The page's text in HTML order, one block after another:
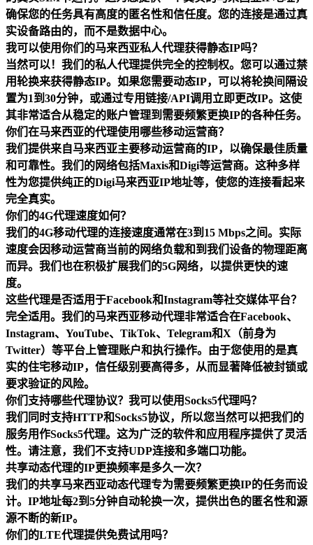
确保您的任务具有高度的匿名性和信任度。您的连接是通过真
实设备路由的，而不是数据中心。
我可以使用你们的马来西亚私人代理获得静态IP吗？
当然可以！我们的私人代理提供完全的控制权。您可以通过禁
用轮换来获得静态IP。如果您需要动态IP，可以将轮换间隔设
置为1到30分钟，或通过专用链接/API调用立即更改IP。这使
其非常适合从稳定的账户管理到需要频繁更换IP的各种任务。
你们在马来西亚的代理使用哪些移动运营商？
我们提供来自马来西亚主要移动运营商的IP，以确保最佳质量
和可靠性。我们的网络包括Maxis和Digi等运营商。这种多样
性为您提供纯正的Digi马来西亚IP地址等，使您的连接看起来
完全真实。
你们的4G代理速度如何？
我们的4G移动代理的连接速度通常在3到15 Mbps之间。实际
速度会因移动运营商当前的网络负载和到我们设备的物理距离
而异。我们也在积极扩展我们的5G网络，以提供更快的速
度。
这些代理是否适用于Facebook和Instagram等社交媒体平台？
完全适用。我们的马来西亚移动代理非常适合在Facebook、
Instagram、YouTube、TikTok、Telegram和X（前身为
Twitter）等平台上管理账户和执行操作。由于您使用的是真
实的住宅移动IP，信任级别要高得多，从而显著降低被封锁或
要求验证的风险。
你们支持哪些代理协议？我可以使用Socks5代理吗？
我们同时支持HTTP和Socks5协议，所以您当然可以把我们的
服务用作Socks5代理。这为广泛的软件和应用程序提供了灵活
性。请注意，我们不支持UDP连接和多端口功能。
共享动态代理的IP更换频率是多久一次？
我们的共享马来西亚动态代理专为需要频繁更换IP的任务而设
计。IP地址每2到5分钟自动轮换一次，提供出色的匿名性和源
源不断的新IP。
你们的LTE代理提供免费试用吗？